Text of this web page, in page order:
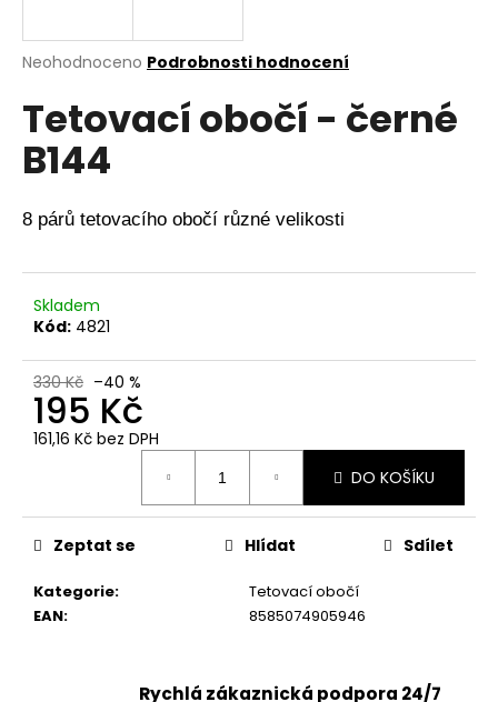
Průměrné
produktu
0,0
hvězdiček.
Neohodnoceno Podrobnosti hodnocení
Tetovací obočí - černé
B144
8 párů tetovacího obočí různé velikosti
Skladem
Kód: 4821
330 Kč –40 %
195 Kč
161,16 Kč bez DPH
DO KOŠÍKU
Kategorie:
Tetovací obočí
EAN: 8585074905946
Zeptat se Hlídat Sdílet
Rychlá zákaznická podpora 24/7
j
t
?
D
o
p
o
u
m
e